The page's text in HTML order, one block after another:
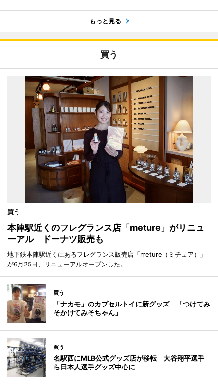
もっと見る
買う
買う
本陣駅近くのフレグランス店「meture」がリニュ
ーアル ドーナツ販売も
地下鉄本陣駅近くにあるフレグランス販売店「meture（ミチュア）」
が6月25日、リニューアルオープンした。
買う
「ナカモ」のカプセルトイに新グッズ 「つけてみ
そかけてみそちゃん」
買う
名駅西にMLB公式グッズ店が移転 大谷翔平選手
ら日本人選手グッズ中心に